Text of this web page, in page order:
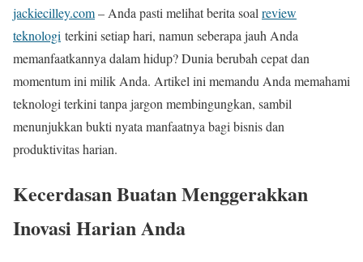
jackiecilley.com– Anda pasti melihat berita soal review
teknologi terkini setiap hari, namun seberapa jauh Anda
memanfaatkannya dalam hidup? Dunia berubah cepat dan
momentum ini milik Anda. Artikel ini memandu Anda memahami
teknologi terkini tanpa jargon membingungkan, sambil
menunjukkan bukti nyata manfaatnya bagi bisnis dan
produktivitas harian.
Kecerdasan Buatan Menggerakkan
Inovasi Harian Anda